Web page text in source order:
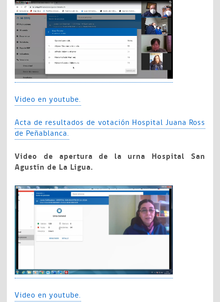
Video en youtube.
Acta de resultados de votación Hospital Juana Ross
de Peñablanca.
Video de apertura de la urna Hospital San
Agustín de La Ligua.
Video en youtube.